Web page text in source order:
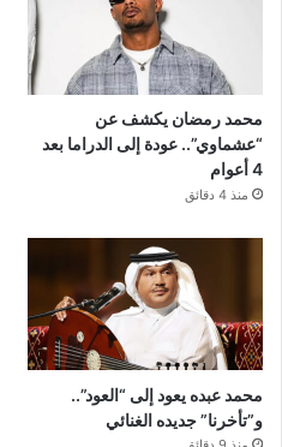
محمد رمضان يكشف عن
“عشماوي”.. عودة إلى الدراما بعد
4 أعوام
منذ 4 دقائق
محمد عبده يعود إلى “العود”..
و”تأخرنا” جديده الغنائي